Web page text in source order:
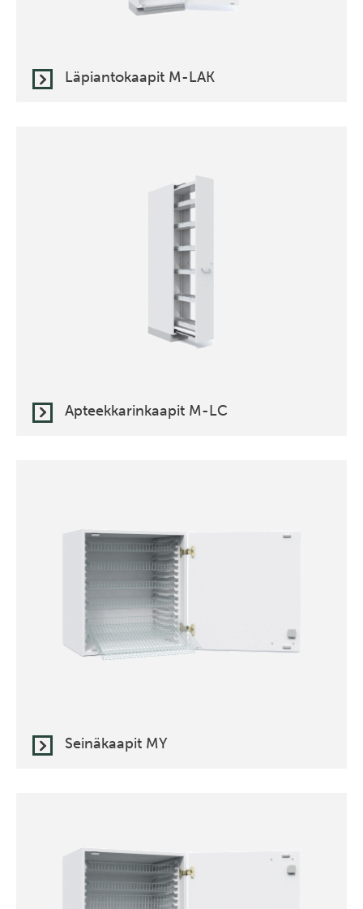
Läpiantokaapit M-LAK
Apteekkarinkaapit M-LC
Seinäkaapit MY